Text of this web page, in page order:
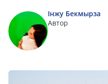
Інжу Бекмырза
Автор